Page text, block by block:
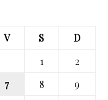
V S
D
1
2
7 8
9